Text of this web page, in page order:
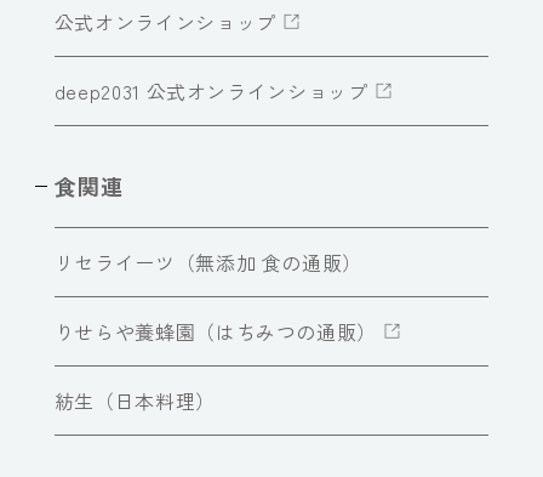
公式オンラインショップ
deep2031 公式オンラインショップ
食関連
リセライーツ（無添加 食の通販）
りせらや養蜂園（はちみつの通販）
紡生（日本料理）